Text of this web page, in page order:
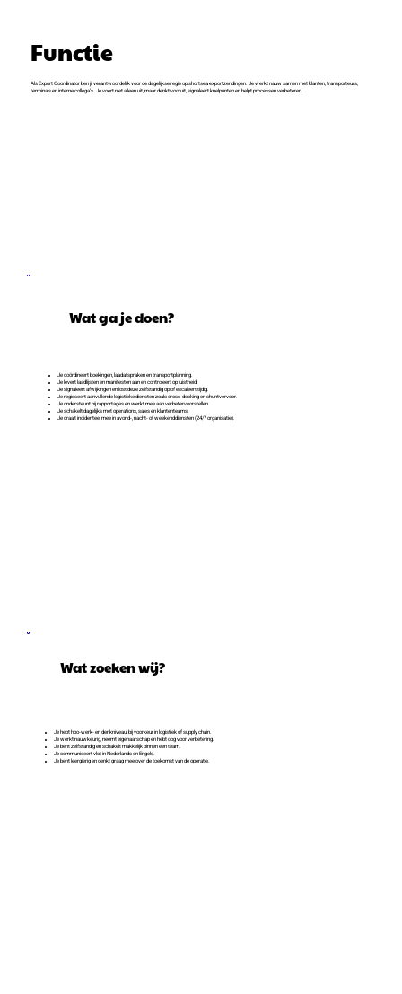
Functie
Als Export Coordinator ben jij verantwoordelijk voor de dagelijkse regie op shortsea exportzendingen. Je werkt nauw samen met klanten, transporteurs,
terminals en interne collega’s. Je voert niet alleen uit, maar denkt vooruit, signaleert knelpunten en helpt processen verbeteren.
Wat ga je doen?
Je coördineert boekingen, laadafspraken en transportplanning.
Je levert laadlijsten en manifesten aan en controleert op juistheid.
Je signaleert afwijkingen en lost deze zelfstandig op of escaleert tijdig.
Je regisseert aanvullende logistieke diensten zoals cross-docking en shuntvervoer.
Je ondersteunt bij rapportages en werkt mee aan verbetervoorstellen.
Je schakelt dagelijks met operations, sales en klantenteams.
Je draait incidenteel mee in avond-, nacht- of weekenddiensten (24/7 organisatie).
Wat zoeken wij?
Je hebt hbo-werk- en denkniveau, bij voorkeur in logistiek of supply chain.
Je werkt nauwkeurig, neemt eigenaarschap en hebt oog voor verbetering.
Je bent zelfstandig en schakelt makkelijk binnen een team.
Je communiceert vlot in Nederlands en Engels.
Je bent leergierig en denkt graag mee over de toekomst van de operatie.